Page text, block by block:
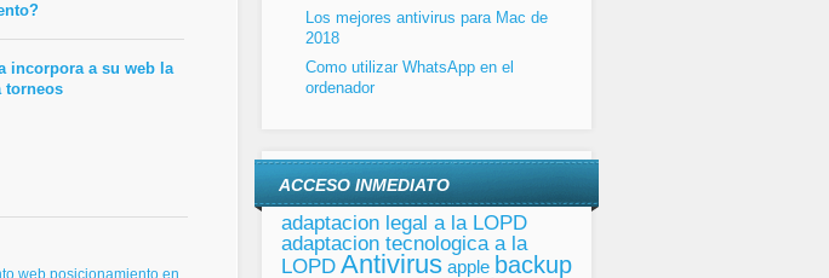
incorpora a su web la
torneos
web,posicionamiento en
Los mejores antivirus para Mac de
2018
Como utilizar WhatsApp en el
ordenador
ACCESO INMEDIATO
adaptacion legal a la LOPD
adaptacion tecnologica a la
LOPD Antivirus apple backup